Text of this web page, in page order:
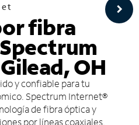
fibra
OH
y confiable para tu
Spectrum Internet®
de fibra óptica y
por líneas coaxiales.